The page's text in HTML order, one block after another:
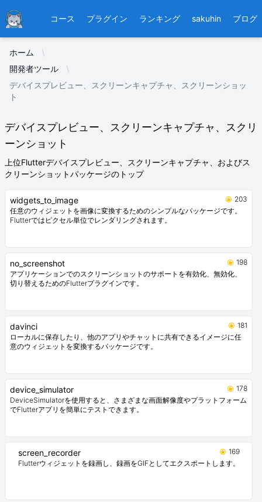
Ducafecat コース プラグイン ランキング sakuhin ブログ
ホーム
開発者ツール
デバイスプレビュー、スクリーンキャプチャ、スクリーンショッ
ト
デバイスプレビュー、スクリーンキャプチャ、スクリ
ーンショット
上位Flutterデバイスプレビュー、スクリーンキャプチャ、およびス
クリーンショットパッケージのトップ
widgets_to_image
203
任意のウィジェットを画像に変換するためのシンプルなパッケージです。
Flutterではピクセル単位でレンダリングされます。
no_screenshot
198
アプリケーションでのスクリーンショットのサポートを有効化、無効化、
切り替えるためのFlutterプラグインです。
davinci
181
ローカルに保存したり、他のアプリやチャットに共有できるイメージに任
意のウィジェットを変換するパッケージです。
device_simulator
178
DeviceSimulatorを使用すると、さまざまな画面解像度やプラットフォーム
でFlutterアプリを簡単にテストできます。
screen_recorder
169
Flutterウィジェットを録画し、録画をGIFとしてエクスポートします。